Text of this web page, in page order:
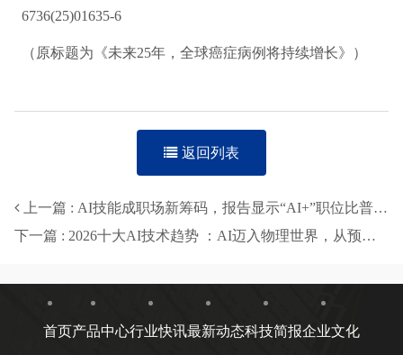
6736(25)01635-6
（原标题为《未来25年，全球癌症病例将持续增长》）
返回列表
上一篇 : AI技能成职场新筹码，报告显示“AI+”职位比普通职位一年多赚7.8万
下一篇 : 2026十大AI技术趋势 ：AI迈入物理世界，从预测词汇走向预测世界状态
首页产品中心行业快讯最新动态科技简报企业文化